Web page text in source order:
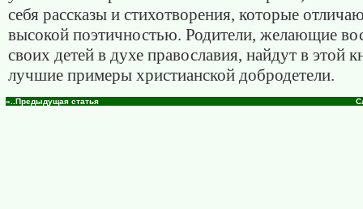
себя рассказы и стихотворения, которые
высокой поэтичностью. Родители, желающие
своих детей в духе православия, найдут в этой
лучшие примеры христианской добродетели.
«..Предыдущая статья